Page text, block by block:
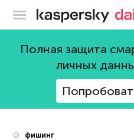
Полная защита
личных
фишинг